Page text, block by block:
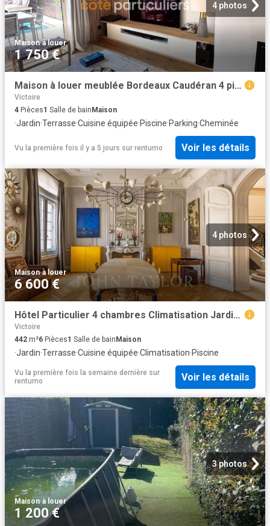
4 photos
Maison·à louer
1 750 €
Maison à louer meublée Bordeaux Caudéran 4 pièce s 105 m²
Victoire
4 Pièces1 Salle de bain Maison
·Jardin·Terrasse·Cuisine équipée·Piscine·Parking·Cheminée
Vu la première fois il y a 5 jours sur rentumo Voir les détails
4 photos
Maison·à louer
6 600 €
Hôtel Particulier 4 chambres Climatisation Jardin Piscine Meublé Quartier Saint Seurin
Victoire
442 m²6 Pièces1 Salle de bainMaison
·Jardin·Terrasse·Cuisine équipée·Climatisation·Piscine
Vu la première fois la semaine dernière sur
rentumo
Voir les détails
3 photos
Maison·à louer
1 200 €